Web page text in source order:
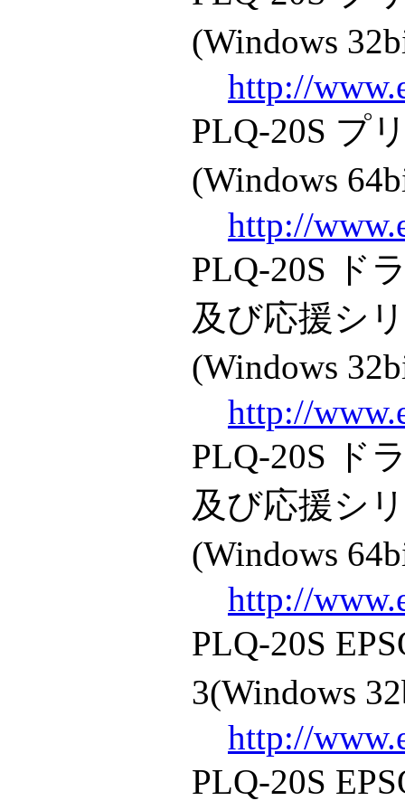
(Windows
http://
PLQ-20S プ
(Windows
http://
PLQ-20S ド
及び応援シ
(Windows
http://
PLQ-20S ド
及び応援シ
(Windows
http://
PLQ-20S
3(Windows
http://
PLQ-20S